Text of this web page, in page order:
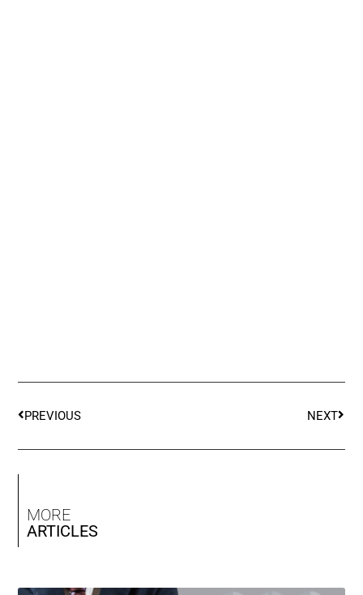
PREVIOUS NEXT
MORE
ARTICLES